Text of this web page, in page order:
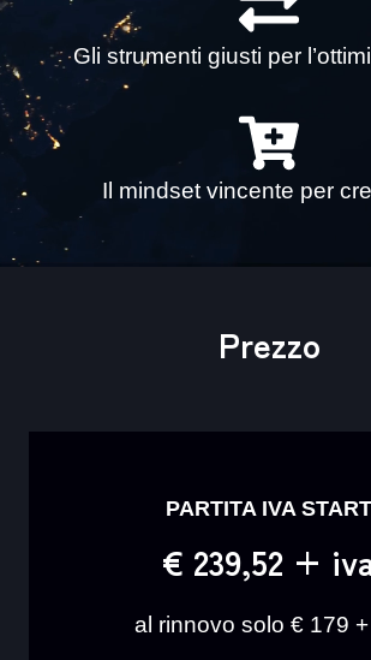
Gli strumenti giusti per
Il mindset vincente per
Prezzo
PARTITA IVA START
€ 239,52 +
al rinnovo solo € 179